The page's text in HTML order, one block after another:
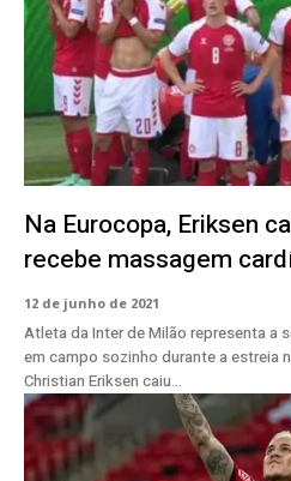
Na Eurocopa, Eriksen
recebe massagem
12 de junho de 2021
Atleta da Inter de Milão representa a
em campo sozinho durante a estreia na Eurocopa.
Christian Eriksen caiu...